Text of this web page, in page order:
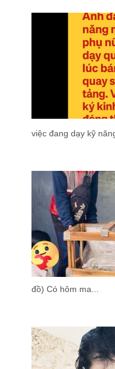
việc đang dạy kỹ
đồ) Có hôm ma...